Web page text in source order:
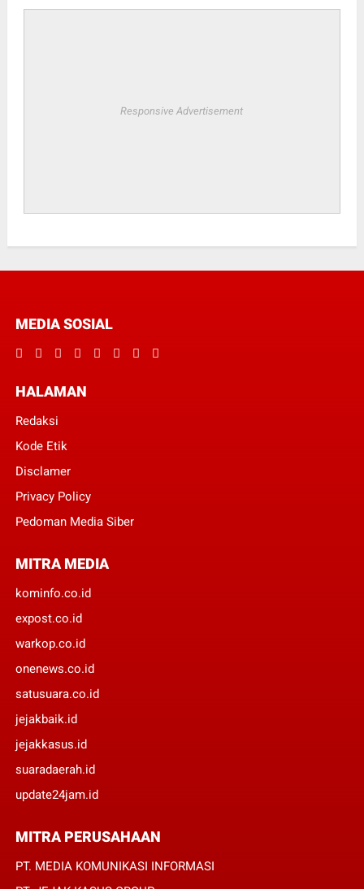
Responsive Advertisement
MEDIA SOSIAL
HALAMAN
Redaksi
Kode Etik
Disclamer
Privacy Policy
Pedoman Media Siber
MITRA MEDIA
kominfo.co.id
expost.co.id
warkop.co.id
onenews.co.id
satusuara.co.id
jejakbaik.id
jejakkasus.id
suaradaerah.id
update24jam.id
MITRA PERUSAHAAN
PT. MEDIA KOMUNIKASI INFORMASI